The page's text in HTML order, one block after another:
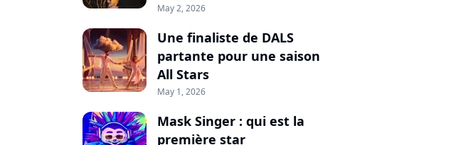
May 2, 2026
Une finaliste de DALS
partante pour une saison
All Stars
May 1, 2026
Mask Singer : qui est la
première star